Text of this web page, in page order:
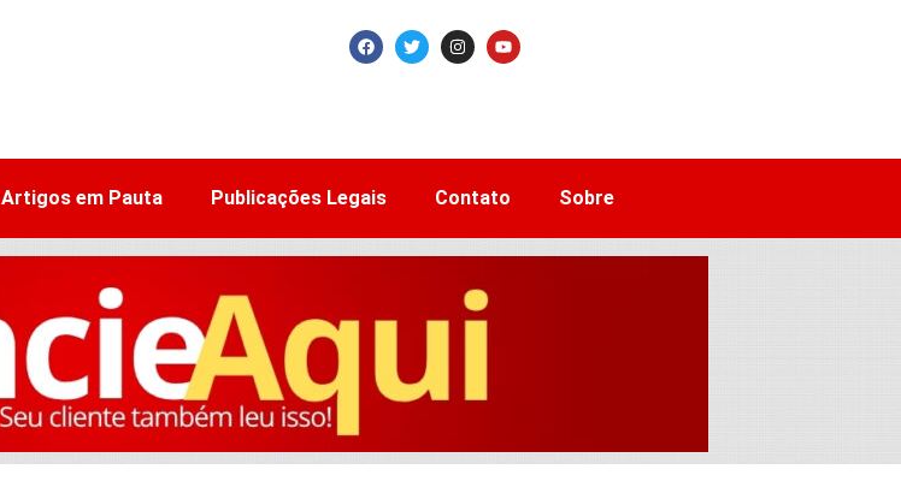
Artigos em Pauta Publicações Legais Contato Sobre